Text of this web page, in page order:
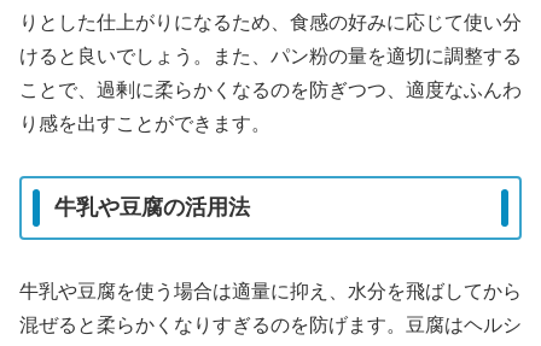
りとした仕上がりになるため、食感の好みに応じて使い分
けると良いでしょう。また、パン粉の量を適切に調整する
ことで、過剰に柔らかくなるのを防ぎつつ、適度なふんわ
り感を出すことができます。
牛乳や豆腐の活用法
牛乳や豆腐を使う場合は適量に抑え、水分を飛ばしてから
混ぜると柔らかくなりすぎるのを防げます。豆腐はヘルシ